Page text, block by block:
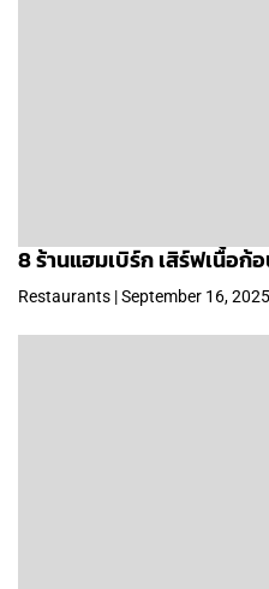
8 ร้านแฮมเบิร์ก เสิร์ฟเนื้อก้
Restaurants | September 16, 2025